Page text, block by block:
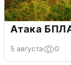
Атака
5 августа 0